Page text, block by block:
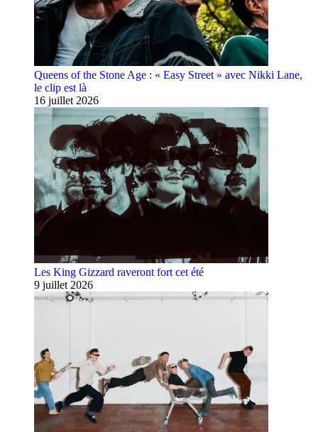
Queens of the Stone Age : « Easy Street » avec Nikki Lane,
le clip est là
16 juillet 2026
Les King Gizzard raveront fort cet été
9 juillet 2026